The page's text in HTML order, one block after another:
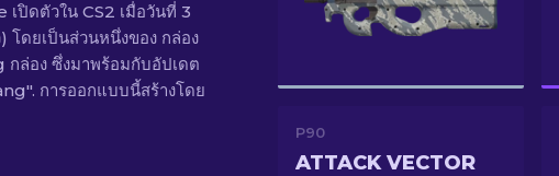
ปิดตัวใน CS2 เมื่อวันที่ 3
ดยเป็นส่วนหนึ่งของ กล่อง
ล่อง ซึ่งมาพร้อมกับอัปเดต
การออกแบบนี้สร้างโดย
P90
ATTACK VECTOR